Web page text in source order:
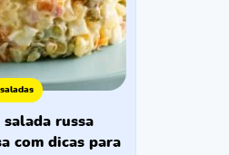
saladas
com dicas para